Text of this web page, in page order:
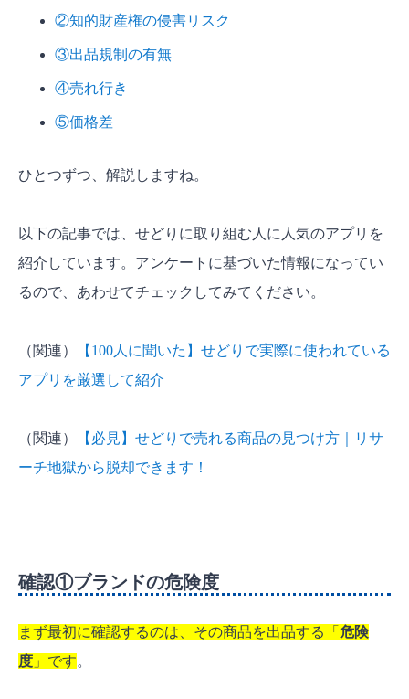
②知的財産権の侵害リスク
③出品規制の有無
④売れ行き
⑤価格差
ひとつずつ、解説しますね。
以下の記事では、せどりに取り組む人に人気のアプリを
紹介しています。アンケートに基づいた情報になってい
るので、あわせてチェックしてみてください。
（関連）
【100人に聞いた】せどりで実際に使われている
アプリを厳選して紹介
（関連）
【必見】せどりで売れる商品の見つけ方｜リサ
ーチ地獄から脱却できます！
確認①ブランドの危険度
まず最初に確認するのは、その商品を出品する「 危険
度 」です。